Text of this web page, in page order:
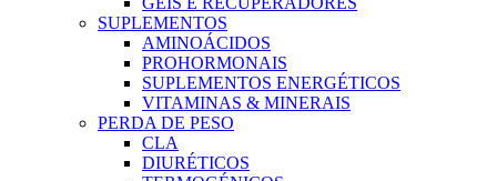
SUPLEMENTOS
AMINOÁCIDOS
PROHORMONAIS
SUPLEMENTOS ENERGÉTICOS
VITAMINAS & MINERAIS
PERDA DE PESO
CLA
DIURÉTICOS